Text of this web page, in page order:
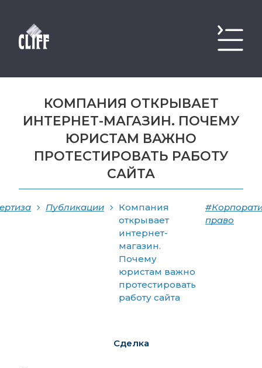
КОМПАНИЯ ОТКРЫВАЕТ
ИНТЕРНЕТ-МАГАЗИН. ПОЧЕМУ
ЮРИСТАМ ВАЖНО
ПРОТЕСТИРОВАТЬ РАБОТУ
САЙТА
Публикации
Компания
открывает
интернет-
магазин.
Почему
юристам важно
протестировать
работу сайта
право
Сделка